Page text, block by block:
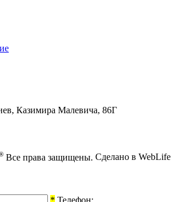
Казимира Малевича, 86Г
Все права защищены. Cделано в WebLife
* Телефон: